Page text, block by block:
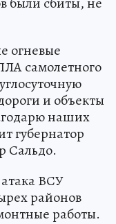
огневые
самолетного
и объекты
наших
губернатор
Сальдо.
ВСУ
районов
работы.